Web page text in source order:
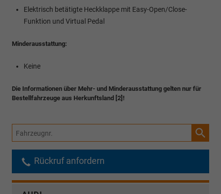
Elektrisch betätigte Heckklappe mit Easy-Open/Close-
Funktion und Virtual Pedal
Minderausstattung:
Keine
Die Informationen über Mehr- und Minderausstattung gelten nur für
Bestellfahrzeuge aus Herkunftsland [2]!
Fahrzeugnr.
Rückruf anfordern